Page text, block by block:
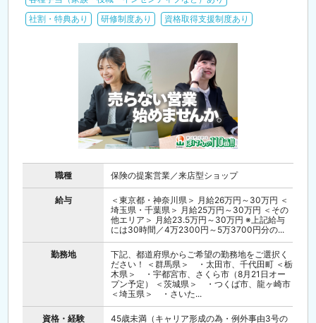
社割・特典あり
研修制度あり 資格取得支援制度あり
職種 保険の提案営業／来店型ショップ
給与
＜東京都・神奈川県＞ 月給26万円～30万円 ＜
埼玉県・千葉県＞ 月給25万円～30万円 ＜その
他エリア＞ 月給23.5万円～30万円 ※上記給与
には30時間／4万2300円～5万3700円分の...
勤務地
下記、都道府県からご希望の勤務地をご選択く
ださい！ ＜群馬県＞ ・太田市、千代田町 ＜栃
木県＞ ・宇都宮市、さくら市（8月21日オー
プン予定） ＜茨城県＞ ・つくば市、龍ヶ崎市
＜埼玉県＞ ・さいた...
資格・経験
45歳未満（キャリア形成の為・例外事由3号の